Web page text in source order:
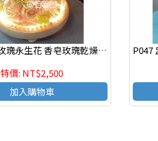
P041 盅罩玫瑰永生花 香皂玫瑰乾燥永生花束 情人節花束
特價: NT$2,500
加入購物車